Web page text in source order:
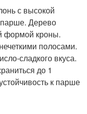
с высокой
парше. Дерево
формой кроны.
полосами.
сладкого вкуса.
до 1
к парше